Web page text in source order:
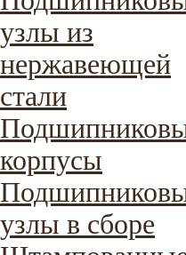
узлы из
нержавеющей
стали
корпусы
узлы в сборе